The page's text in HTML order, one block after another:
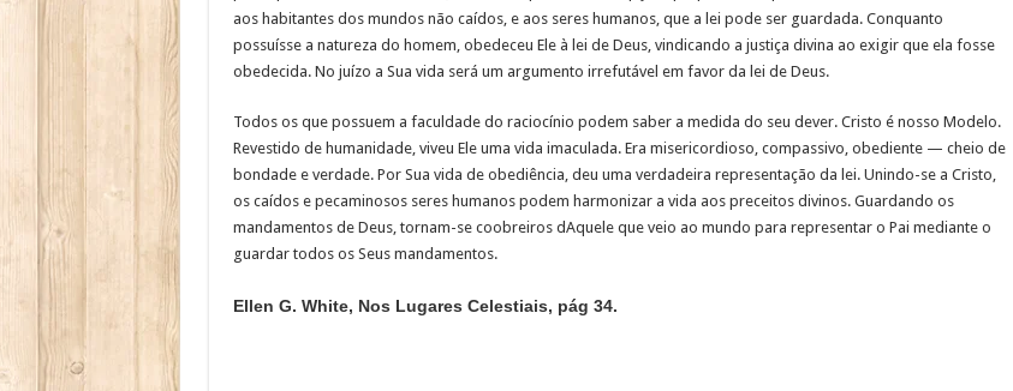
aos habitantes dos mundos não caídos, e aos seres humanos, que a lei pode ser guardada. Conquanto
possuísse a natureza do homem, obedeceu Ele à lei de Deus, vindicando a justiça divina ao exigir que ela fosse
obedecida. No juízo a Sua vida será um argumento irrefutável em favor da lei de Deus.
Todos os que possuem a faculdade do raciocínio podem saber a medida do seu dever. Cristo é nosso Modelo.
Revestido de humanidade, viveu Ele uma vida imaculada. Era misericordioso, compassivo, obediente — cheio de
bondade e verdade. Por Sua vida de obediência, deu uma verdadeira representação da lei. Unindo-se a Cristo,
os caídos e pecaminosos seres humanos podem harmonizar a vida aos preceitos divinos. Guardando os
mandamentos de Deus, tornam-se coobreiros dAquele que veio ao mundo para representar o Pai mediante o
guardar todos os Seus mandamentos.
Ellen G. White, Nos Lugares Celestiais, pág 34.